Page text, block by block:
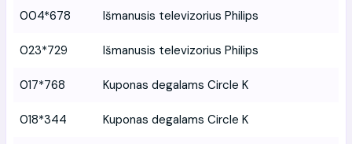
004*678 Išmanusis televizorius Philips
023*729 Išmanusis televizorius Philips
017*768 Kuponas degalams Circle K
018*344 Kuponas degalams Circle K